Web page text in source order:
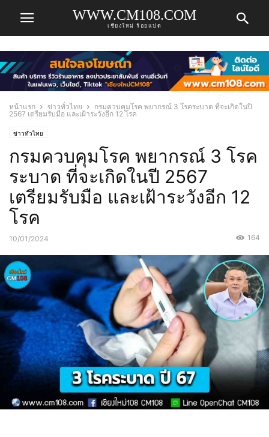
WWW.CM108.COM
เชียงใหม่ ร้อยแปด
หน้าแรก ข่าวทั่วไทย
กรมควบคุมโรค พยากรณ์ 3 โรคระบาด ที่จะเกิดในปี
2567 เตรียมรับมือ และเฝ้าระวังอีก 12 โรค
ข่าวทั่วไทย
กรมควบคุมโรค พยากรณ์ 3 โรค
ระบาด ที่จะเกิดในปี 2567
เตรียมรับมือ และเฝ้าระวังอีก 12
โรค
10/01/2024 164